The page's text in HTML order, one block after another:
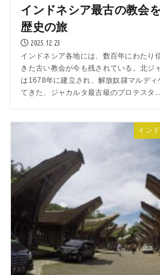
インドネシア最古の教会
歴史の旅
2025.12.23
インドネシア各地には、数百年にわたり
きた古い教会が今も残されている。北ジ
は1678年に建立され、解放奴隷マルデ
てきた、ジャカルタ最古級のプロテスタ...
イン